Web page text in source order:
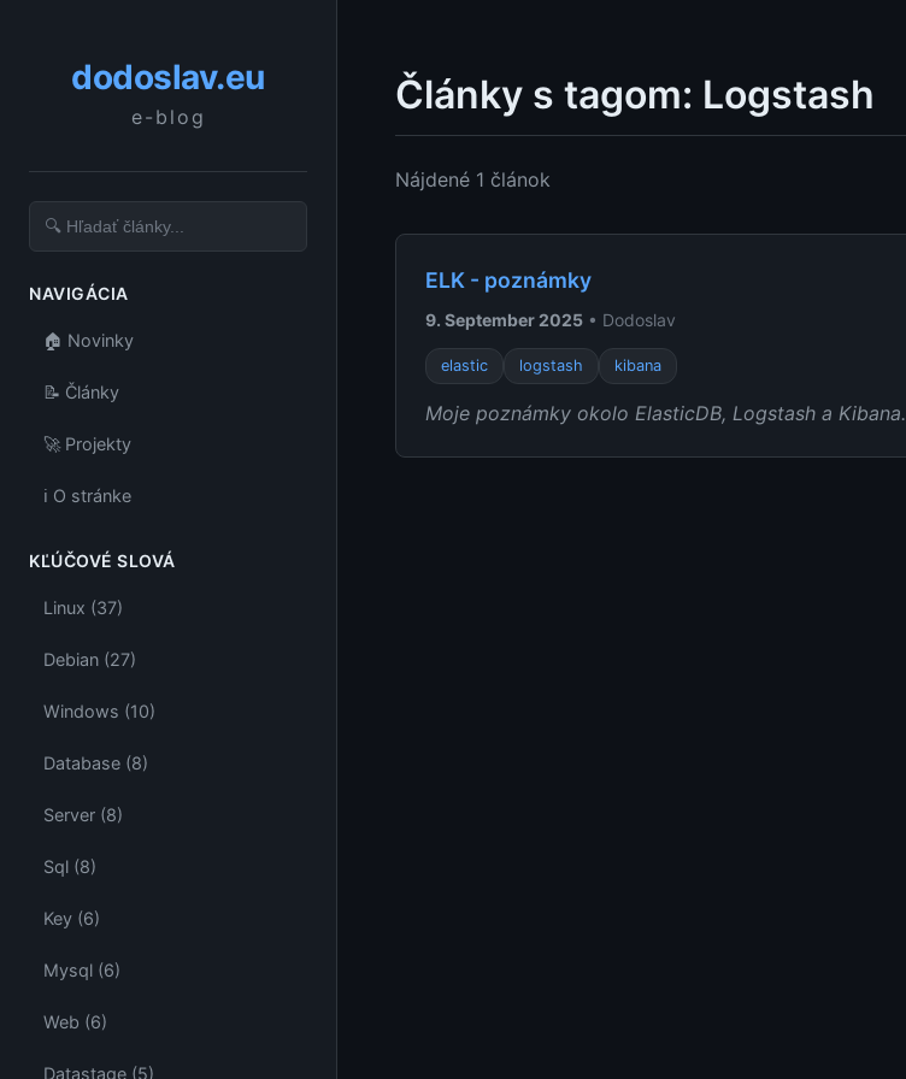
dodoslav.eu
e-blog
NAVIGÁCIA
🏠 Novinky
📝 Články
🚀 Projekty
ℹ️ O stránke
KĽÚČOVÉ SLOVÁ
Linux (37)
Debian (27)
Windows (10)
Database (8)
Server (8)
Sql (8)
Key (6)
Mysql (6)
Web (6)
Datastage (5)
Články s tagom: Logstash
Nájdené 1 článok
ELK - poznámky
9. September 2025 • Dodoslav
elastic logstash kibana
Moje poznámky okolo ElasticDB, Logstash a Kibana.